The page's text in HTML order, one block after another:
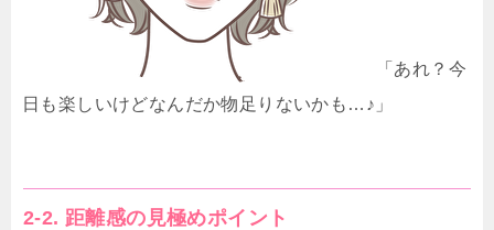
「あれ？今
日も楽しいけどなんだか物足りないかも…♪」
2-2. 距離感の見極めポイント